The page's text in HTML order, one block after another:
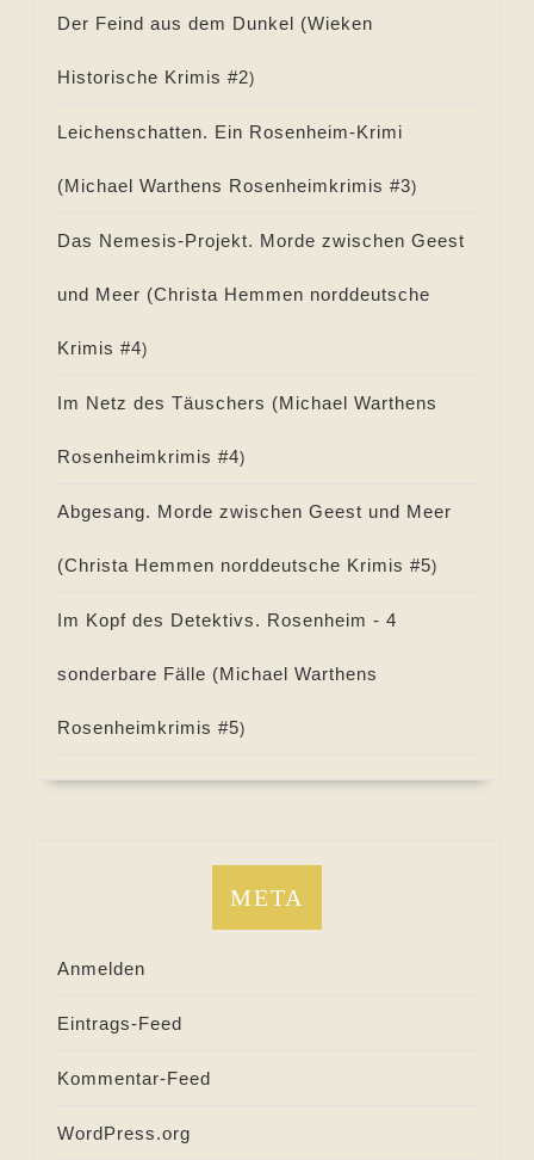
Der Feind aus dem Dunkel (Wieken
Historische Krimis #2)
Leichenschatten. Ein Rosenheim-Krimi
(Michael Warthens Rosenheimkrimis #3)
Das Nemesis-Projekt. Morde zwischen Geest
und Meer (Christa Hemmen norddeutsche
Krimis #4)
Im Netz des Täuschers (Michael Warthens
Rosenheimkrimis #4)
Abgesang. Morde zwischen Geest und Meer
(Christa Hemmen norddeutsche Krimis #5)
Im Kopf des Detektivs. Rosenheim - 4
sonderbare Fälle (Michael Warthens
Rosenheimkrimis #5)
META
Anmelden
Eintrags-Feed
Kommentar-Feed
WordPress.org